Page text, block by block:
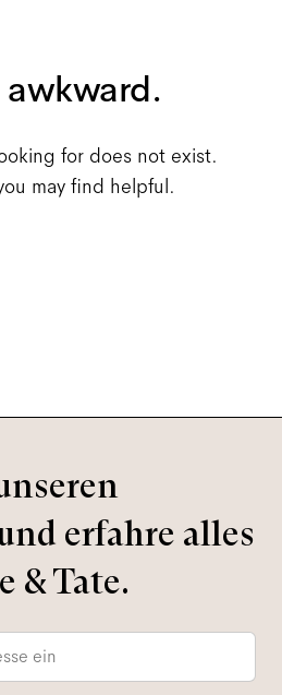
for does not exist.
may find helpful.
erfahre alles
& Tate.